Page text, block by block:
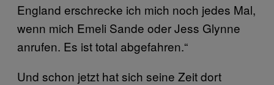
England erschrecke ich mich noch jedes Mal,
wenn mich Emeli Sande oder Jess Glynne
anrufen. Es ist total abgefahren.“
Und schon jetzt hat sich seine Zeit dort